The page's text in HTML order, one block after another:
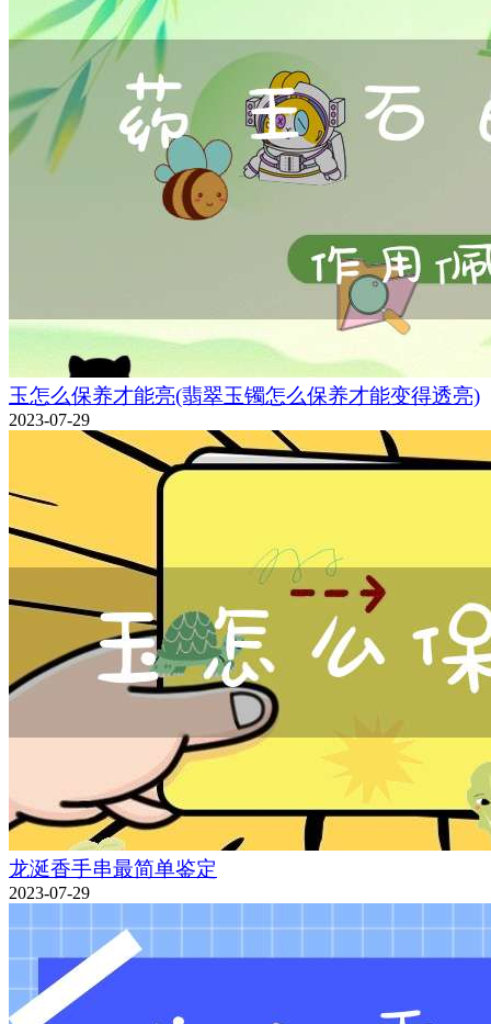
玉怎么保养才能亮(翡翠玉镯怎么保养才能变得透亮)
2023-07-29
龙涎香手串最简单鉴定
2023-07-29